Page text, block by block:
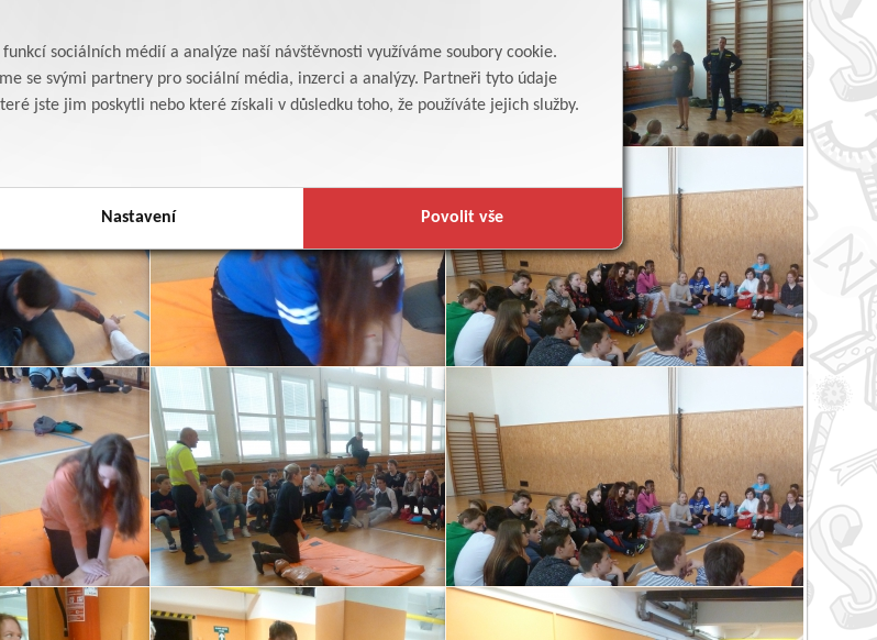
sociálních médií a analýze naší návštěvnosti využíváme soubory cookie.
se svými partnery pro sociální média, inzerci a analýzy. Partneři tyto údaje
jste jim poskytli nebo které získali v důsledku toho, že používáte jejich služby.
Nastavení Povolit vše